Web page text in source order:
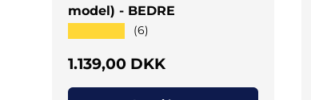
model) - BEDRE
(6)
Normal pris
1.139,00 DKK